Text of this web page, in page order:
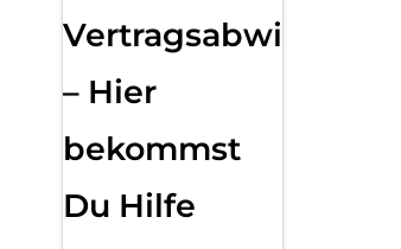
Vertragsabwicklung
– Hier
bekommst
Du Hilfe